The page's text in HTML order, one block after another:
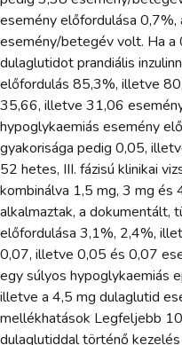
esemény előfordulása
esemény/betegév volt. Ha a
dulaglutidot prandiális
előfordulás 85,3%, illetve
35,66, illetve 31,06
hypoglykaemiás esemény
gyakorisága pedig 0,05,
52 hetes, III. fázisú klinikai
kombinálva 1,5 mg, 3 mg és
alkalmaztak, a dokumentált,
előfordulása 3,1%, 2,4%,
0,07, illetve 0,05 és 0,07
egy súlyos hypoglykaemiás
illetve a 4,5 mg dulaglutid
mellékhatások Legfeljebb
dulaglutiddal történő